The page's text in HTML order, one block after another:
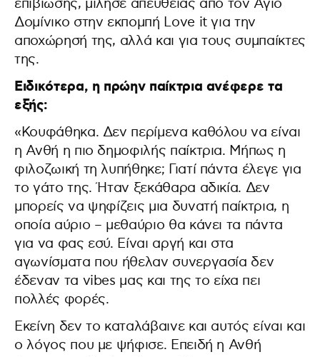
επιβίωσης, μίλησε απευθείας από τον Άγιο
Δομίνικο στην εκπομπή Love it για την
αποχώρησή της, αλλά και για τους συμπαίκτες
της.
Ειδικότερα, η πρώην παίκτρια ανέφερε τα
εξής:
«Κουφάθηκα. Δεν περίμενα καθόλου να είναι
η Ανθή η πιο δημοφιλής παίκτρια. Μήπως η
φιλοζωική τη λυπήθηκε; Γιατί πάντα έλεγε για
το γάτο της. Ήταν ξεκάθαρα αδικία. Δεν
μπορείς να ψηφίζεις μια δυνατή παίκτρια, η
οποία αύριο – μεθαύριο θα κάνει τα πάντα
για να φας εσύ. Είναι αργή και στα
αγωνίσματα που ήθελαν συνεργασία δεν
έδεναν τα vibes μας και της το είχα πει
πολλές φορές.
Εκείνη δεν το καταλάβαινε και αυτός είναι και
ο λόγος που με ψήφισε. Επειδή η Ανθή